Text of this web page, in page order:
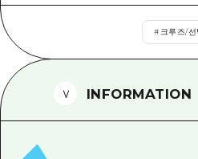
치유
반나절
1박 2일
2박 3일
외국인 여행
#크루즈/선
INFORMATION